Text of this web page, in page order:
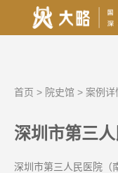
首页 > 院史馆 > 案例详
深圳市第三
深圳市第三人民医院（